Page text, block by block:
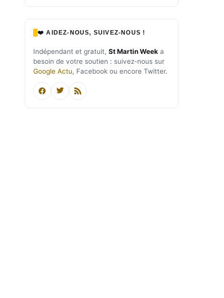
❤️ AIDEZ-NOUS, SUIVEZ-NOUS !
Indépendant et gratuit, St Martin Week a
besoin de votre soutien : suivez-nous sur
Google Actu, Facebook ou encore Twitter.